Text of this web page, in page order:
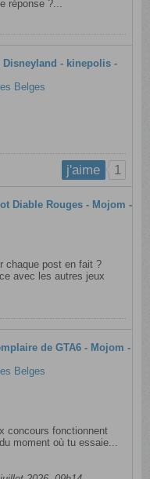
réponse ?...
Disneyland - kinepolis -
Belges
j'aime 1
Diable Rouges - Mojom -
chaque post en fait ?
avec les autres jeux
de GTA6 - Mojom -
Belges
concours fonctionnent
moment où tu essaie...